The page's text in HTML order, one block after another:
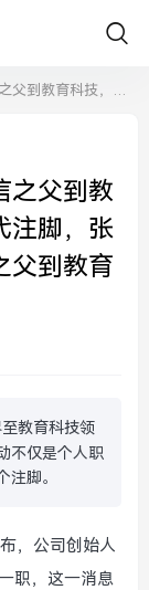
笔CEO，从微信之父到教育科技的战略转身
之父到教
注脚，张
父到教育
教育科技领
不仅是个人职
注脚。
，公司创始人
职，这一消息